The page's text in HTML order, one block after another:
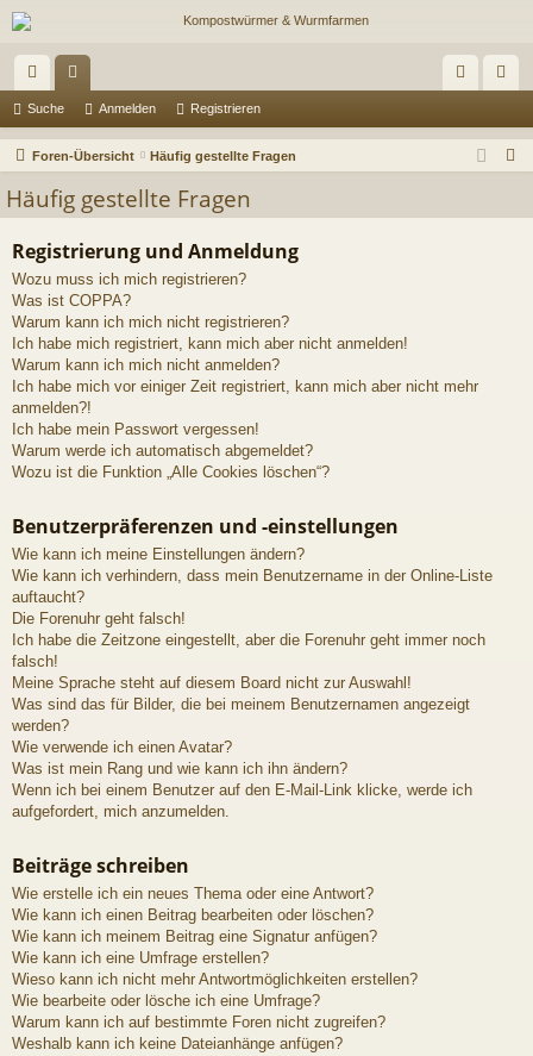
ch
ne
ug
riff
en m
de
ist
re
Suche Anmelden Registrieren
Foren-Übersicht Häufig gestellte Fragen
Häufig gestellte Fragen
Registrierung und Anmeldung
Wozu muss ich mich registrieren?
Was ist COPPA?
Warum kann ich mich nicht registrieren?
Ich habe mich registriert, kann mich aber nicht anmelden!
Warum kann ich mich nicht anmelden?
Ich habe mich vor einiger Zeit registriert, kann mich aber nicht mehr
anmelden?!
Ich habe mein Passwort vergessen!
Warum werde ich automatisch abgemeldet?
Wozu ist die Funktion „Alle Cookies löschen“?
Benutzerpräferenzen und -einstellungen
Wie kann ich meine Einstellungen ändern?
Wie kann ich verhindern, dass mein Benutzername in der Online-Liste
auftaucht?
Die Forenuhr geht falsch!
Ich habe die Zeitzone eingestellt, aber die Forenuhr geht immer noch
falsch!
Meine Sprache steht auf diesem Board nicht zur Auswahl!
Was sind das für Bilder, die bei meinem Benutzernamen angezeigt
werden?
Wie verwende ich einen Avatar?
Was ist mein Rang und wie kann ich ihn ändern?
Wenn ich bei einem Benutzer auf den E-Mail-Link klicke, werde ich
aufgefordert, mich anzumelden.
Beiträge schreiben
Wie erstelle ich ein neues Thema oder eine Antwort?
Wie kann ich einen Beitrag bearbeiten oder löschen?
Wie kann ich meinem Beitrag eine Signatur anfügen?
Wie kann ich eine Umfrage erstellen?
Wieso kann ich nicht mehr Antwortmöglichkeiten erstellen?
Wie bearbeite oder lösche ich eine Umfrage?
Warum kann ich auf bestimmte Foren nicht zugreifen?
Weshalb kann ich keine Dateianhänge anfügen?